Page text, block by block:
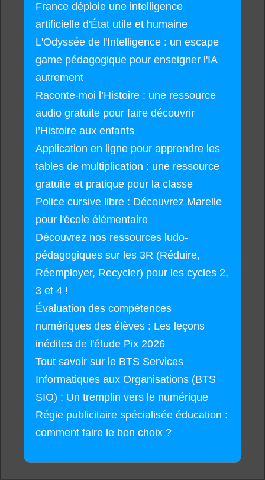
France déploie une intelligence
artificielle d'État utile et humaine
L'Odyssée de l'Intelligence : un escape
game pédagogique pour enseigner l'IA
autrement
Raconte-moi l’Histoire : une ressource
audio gratuite pour faire découvrir
l’Histoire aux enfants
Application en ligne pour apprendre les
tables de multiplication : une ressource
gratuite et pratique pour la classe
Police cursive libre : Découvrez Marelle
pour l'école élémentaire
Découvrez nos ressources ludo-
pédagogiques sur les 3R (Réduire,
Réemployer, Recycler) pour les cycles 2,
3 et 4 !
Évaluation des compétences
numériques des élèves : Les leçons
inédites de l'étude Pix 2026
Tout savoir sur le BTS Services
Informatiques aux Organisations (BTS
SIO) : Un tremplin vers le numérique
Régie publicitaire spécialisée éducation :
comment faire le bon choix ?